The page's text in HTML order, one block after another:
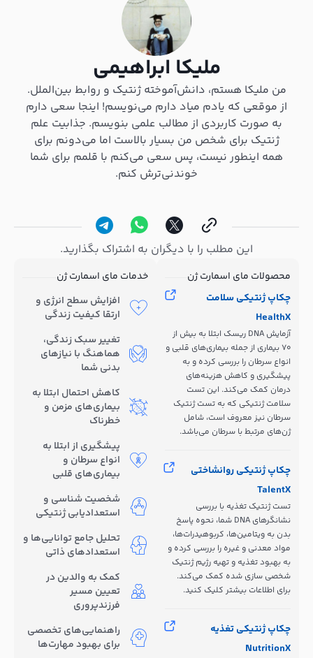
ملیکا ابراهیمی
من ملیکا هستم، دانش‌آموخته ژنتیک و روابط بین‌الملل.
از موقعی که یادم میاد دارم می‌نویسم! اینجا سعی دارم
به صورت کاربردی از مطالب علمی بنویسم. جذابیت علم
ژنتیک برای شخص من بسیار بالاست اما می‌دونم برای
همه اینطور نیست، پس سعی می‌کنم با قلمم برای شما
خوندنی‌ترش کنم.
این مطلب را با دیگران به اشتراک بگذارید.
خدمات مای اسمارت ژن
افزایش سطح انرژی و
ارتقا کیفیت زندگی
تغییر سبک زندگی،
هماهنگ با نیازهای
بدنی شما
کاهش احتمال ابتلا به
بیماری‌های مزمن و
خطرناک
پیشگیری از ابتلا به
انواع سرطان و
بیماری‌های قلبی
شخصیت شناسی و
استعدادیابی ژنتیکی
تحلیل جامع توانایی‌ها و
استعدادهای ذاتی
کمک به والدین در
تعیین مسیر
فرزندپروری
راهنمایی‌های تخصصی
برای بهبود مهارت‌ها
محصولات مای اسمارت ژن
چکاپ ژنتیکی سلامت
HealthX
آزمایش DNA ریسک ابتلا به بیش از
70 بیماری از جمله بیماری‌های قلبی و
انواع سرطان را بررسی کرده و به
پیشگیری و کاهش هزینه‌های
درمان کمک می‌کند. این تست
سلامت ژنتیکی که به تست ژنتیک
سرطان نیز معروف است، شامل
ژن‌های مرتبط با سرطان می‌باشد.
چکاپ ژنتیکی روانشاختی
TalentX
تست ژنتیک تغذیه با بررسی
نشانگرهای DNA شما، نحوه پاسخ
بدن به ویتامین‌ها، کربوهیدرات‌ها،
مواد معدنی و غیره را بررسی کرده و
به بهبود تغذیه و تهیه رژیم ژنتیک
شخصی سازی شده کمک می‌کند.
برای اطلاعات بیشتر کلیک کنید.
چکاپ ژنتیکی تغذیه
NutritionX